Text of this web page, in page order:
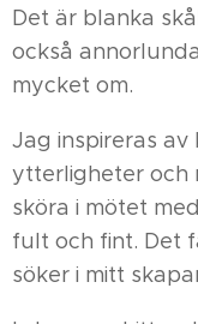
Det är blanka
också
mycket om.
Jag inspireras
ytterligheter och
sköra i mötet
fult och fint. Det
söker i mitt